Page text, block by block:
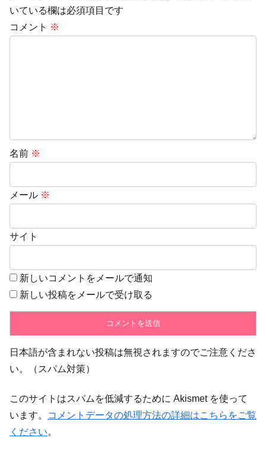
いている欄は必須項目です
コメント ※
名前 ※
メール ※
サイト
新しいコメントをメールで通知
新しい投稿をメールで受け取る
日本語が含まれない投稿は無視されますのでご注意くださ
い。（スパム対策）
このサイトはスパムを低減するために Akismet を使って
います。
コメントデータの処理方法の詳細はこちらをご覧
ください。